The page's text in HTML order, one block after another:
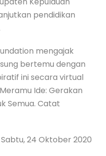
pendidikan
mengajak
bertemu dengan
ini secara virtual
Ide: Gerakan
Semua. Catat
24 Oktober 2020